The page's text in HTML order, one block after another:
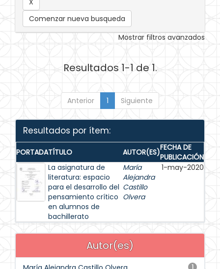
Comenzar nueva busqueda
Mostrar filtros avanzados
Resultados 1-1 de 1.
Anterior 1 Siguiente
Resultados por ítem:
PORTADATÍTULO AUTOR(ES)FECHA DE
PUBLICACIÓN
La asignatura de
literatura: espacio
para el desarrollo del
pensamiento crítico
en alumnos de
bachillerato
María
Alejandra
Castillo
Olvera
1-may-2020
Autor(es)
1